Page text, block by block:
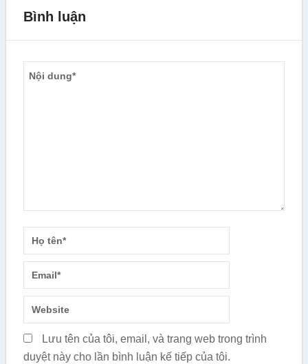
Bình luận
Lưu tên của tôi, email, và trang web trong trình
duyệt này cho lần bình luận kế tiếp của tôi.